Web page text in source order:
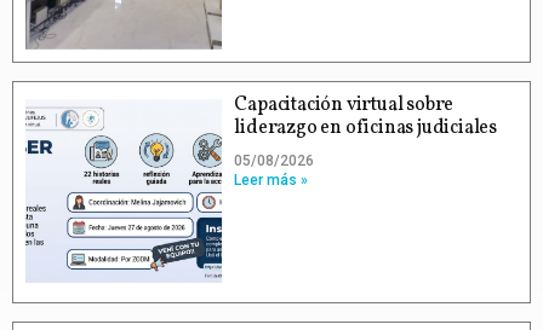
Capacitación virtual sobre
liderazgo en oficinas judiciales
05/08/2026
Leer más »